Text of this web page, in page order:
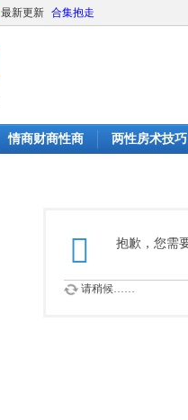
最新更新 合集抱走
情商财商性商 两性房术技巧
抱歉，您需
请稍候……